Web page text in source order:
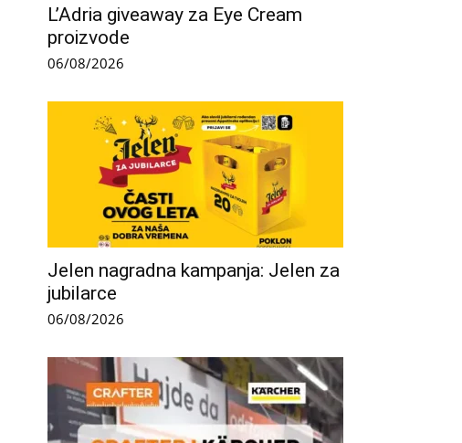
L’Adria giveaway za Eye Cream
proizvode
06/08/2026
Jelen nagradna kampanja: Jelen za
jubilarce
06/08/2026